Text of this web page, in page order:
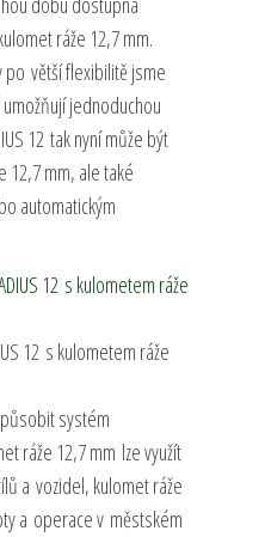
ráže 12,7 mm.
po větší flexibilitě jsme
jednoduchou
12 tak nyní může být
12,7 mm, ale také
automatickým
12 s kulometem ráže
systém
ráže 12,7 mm lze využít
a vozidel, kulomet ráže
a operace v městském